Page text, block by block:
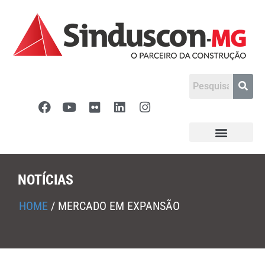
NOTÍCIAS
HOME / MERCADO EM EXPANSÃO